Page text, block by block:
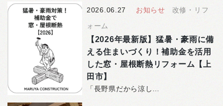
2026.06.27 お知らせ
改修・リフ
ォーム
【2026年最新版】猛暑・豪雨に備
える住まいづくり！補助金を活用
した窓・屋根断熱リフォーム【上
田市】